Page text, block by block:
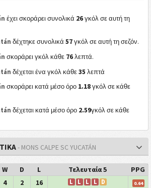
έχει σκοράρει συνολικά 26 γκόλ σε αυτή τη
δέχτηκε συνολικά57 γκόλ σε αυτή τη σεζόν.
σκοράρει γκόλ κάθε 76 λεπτά.
δέχεται ένα γκόλ κάθε35 λεπτά
σκοράρει κατά μέσο όρο 1.18 γκόλ σε κάθε
δέχεται κατά μέσο όρο 2.59γκόλ σε κάθε
- MONS CALPE SC YUCATÁN
W D L Τελευταία 5 PPG
4 2 16 L L L L D 0.64